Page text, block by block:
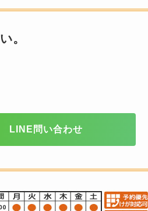
。
LINE問い合わせ